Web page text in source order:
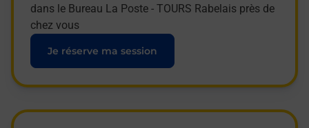
dans le Bureau La Poste - TOURS Rabelais près de
chez vous
Je réserve ma session